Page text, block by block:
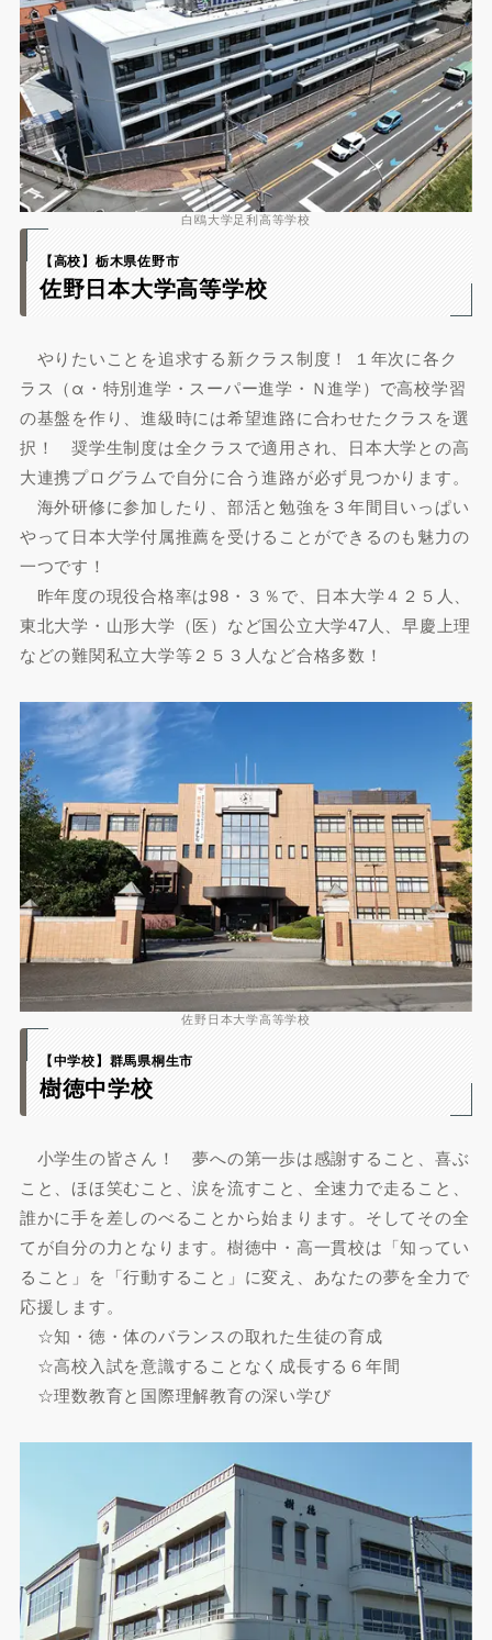
白鴎大学足利高等学校
【高校】栃木県佐野市
佐野日本大学高等学校
やりたいことを追求する新クラス制度！ １年次に各ク
ラス（α・特別進学・スーパー進学・Ｎ進学）で高校学習
の基盤を作り、進級時には希望進路に合わせたクラスを選
択！ 奨学生制度は全クラスで適用され、日本大学との高
大連携プログラムで自分に合う進路が必ず見つかります。
海外研修に参加したり、部活と勉強を３年間目いっぱい
やって日本大学付属推薦を受けることができるのも魅力の
一つです！
昨年度の現役合格率は98・３％で、日本大学４２５人、
東北大学・山形大学（医）など国公立大学47人、早慶上理
などの難関私立大学等２５３人など合格多数！
佐野日本大学高等学校
【中学校】群馬県桐生市
樹徳中学校
小学生の皆さん！ 夢への第一歩は感謝すること、喜ぶ
こと、ほほ笑むこと、涙を流すこと、全速力で走ること、
誰かに手を差しのべることから始まります。そしてその全
てが自分の力となります。樹徳中・高一貫校は「知ってい
ること」を「行動すること」に変え、あなたの夢を全力で
応援します。
☆知・徳・体のバランスの取れた生徒の育成
☆高校入試を意識することなく成長する６年間
☆理数教育と国際理解教育の深い学び